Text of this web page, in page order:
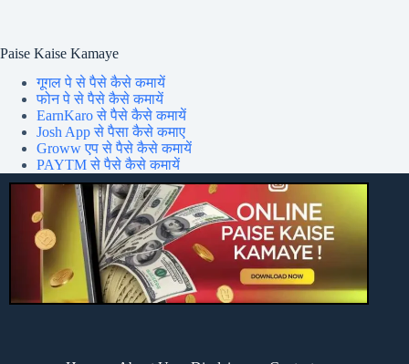
Paise Kaise Kamaye
गूगल पे से पैसे कैसे कमायें
फोन पे से पैसे कैसे कमायें
EarnKaro से पैसे कैसे कमायें
Josh App से पैसा कैसे कमाए
Groww एप से पैसे कैसे कमायें
PAYTM से पैसे कैसे कमायें